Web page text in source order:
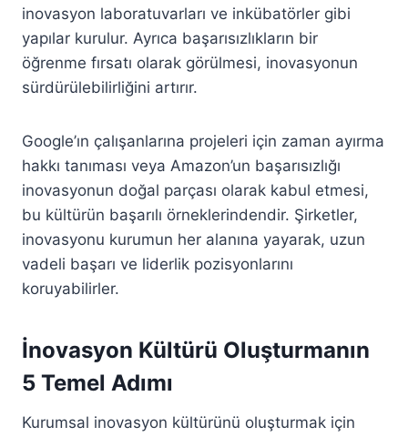
inovasyon laboratuvarları ve inkübatörler gibi
yapılar kurulur. Ayrıca başarısızlıkların bir
öğrenme fırsatı olarak görülmesi, inovasyonun
sürdürülebilirliğini artırır.
Google’ın çalışanlarına projeleri için zaman ayırma
hakkı tanıması veya Amazon’un başarısızlığı
inovasyonun doğal parçası olarak kabul etmesi,
bu kültürün başarılı örneklerindendir. Şirketler,
inovasyonu kurumun her alanına yayarak, uzun
vadeli başarı ve liderlik pozisyonlarını
koruyabilirler.
İnovasyon Kültürü Oluşturmanın
5 Temel Adımı
Kurumsal inovasyon kültürünü oluşturmak için